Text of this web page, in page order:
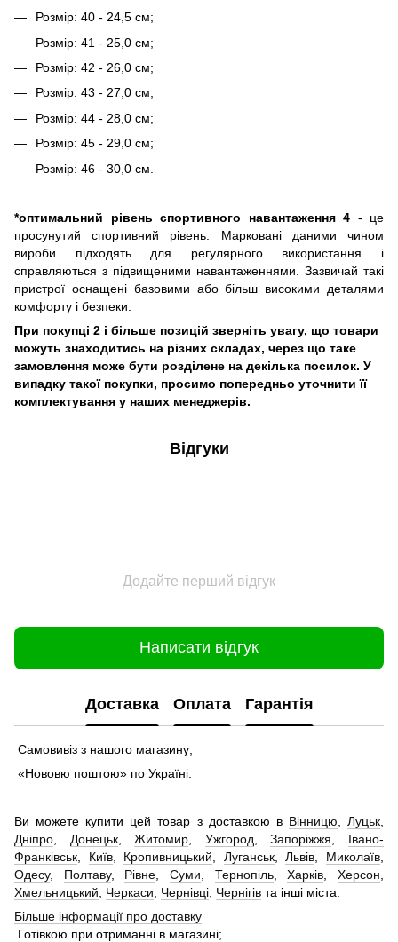
Розмір: 40 - 24,5 см;
Розмір: 41 - 25,0 см;
Розмір: 42 - 26,0 см;
Розмір: 43 - 27,0 см;
Розмір: 44 - 28,0 см;
Розмір: 45 - 29,0 см;
Розмір: 46 - 30,0 см.
*оптимальний рівень спортивного навантаження 4 - це
просунутий спортивний рівень. Марковані даними чином
вироби підходять для регулярного використання і
справляються з підвищеними навантаженнями. Зазвичай такі
пристрої оснащені базовими або більш високими деталями
комфорту і безпеки.
При покупці 2 і більше позицій зверніть увагу, що товари
можуть знаходитись на різних складах, через що таке
замовлення може бути розділене на декілька посилок. У
випадку такої покупки, просимо попередньо уточнити її
комплектування у наших менеджерів.
Відгуки
Додайте перший відгук
Написати відгук
Доставка Оплата Гарантія
Самовивіз з нашого магазину;
«Нововю поштою» по Україні.
Ви можете купити цей товар з доставкою в Вінницю ,Луцьк
Дніпро
Донецьк,Житомир Ужгород ,Запоріжжя
Івано-
Франківськ
Київ, Кропивницький Луганськ,Львів Миколаїв
Одесу, Полтаву, Рівне ,Суми Тернопіль,Харків ,Херсон
Хмельницький
Черкаси Чернівці Чернігів та інші міста.
Більше інформації про доставку
Готівкою при отриманні в магазині;